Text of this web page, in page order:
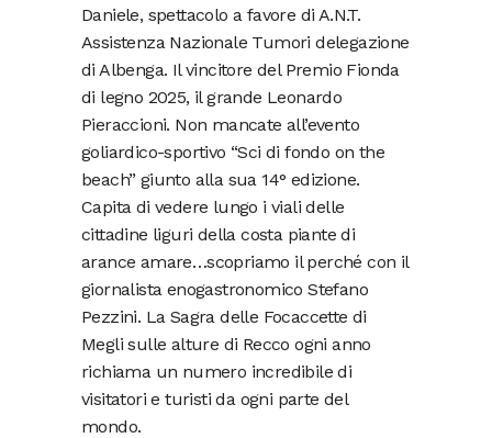
Daniele, spettacolo a favore di A.N.T.
Assistenza Nazionale Tumori delegazione
di Albenga. Il vincitore del Premio Fionda
di legno 2025, il grande Leonardo
Pieraccioni. Non mancate all’evento
goliardico-sportivo “Sci di fondo on the
beach” giunto alla sua 14° edizione.
Capita di vedere lungo i viali delle
cittadine liguri della costa piante di
arance amare…scopriamo il perché con il
giornalista enogastronomico Stefano
Pezzini. La Sagra delle Focaccette di
Megli sulle alture di Recco ogni anno
richiama un numero incredibile di
visitatori e turisti da ogni parte del
mondo.